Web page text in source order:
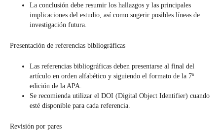
La conclusión debe resumir los hallazgos y las principales
implicaciones del estudio, así como sugerir posibles líneas de
investigación futura.
Presentación de referencias bibliográficas
Las referencias bibliográficas deben presentarse al final del
artículo en orden alfabético y siguiendo el formato de la 7ª
edición de la APA.
Se recomienda utilizar el DOI (Digital Object Identifier) cuando
esté disponible para cada referencia.
Revisión por pares